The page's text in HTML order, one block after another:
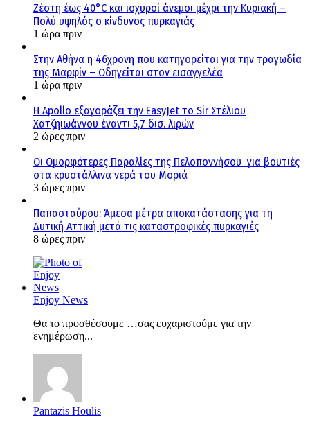
Ζέστη έως 40°C και ισχυροί άνεμοι μέχρι την Κυριακή –
Πολύ υψηλός ο κίνδυνος πυρκαγιάς
1 ώρα πριν
Στην Αθήνα η 46χρονη που κατηγορείται για την τραγωδία
της Μαρφίν – Οδηγείται στον εισαγγελέα
1 ώρα πριν
Η Apollo εξαγοράζει την EasyJet το Sir Στέλιου
Χατζηιωάννου έναντι 5,7 δισ. λιρών
2 ώρες πριν
Οι Ομορφότερες Παραλίες της Πελοποννήσου για βουτιές
στα κρυστάλλινα νερά του Μοριά
3 ώρες πριν
Παπασταύρου: Άμεσα μέτρα αποκατάστασης για τη
Δυτική Αττική μετά τις καταστροφικές πυρκαγιές
8 ώρες πριν
Enjoy News
Θα το προσθέσουμε …σας ευχαριστούμε για την
ενημέρωση...
Pantazis Houlis